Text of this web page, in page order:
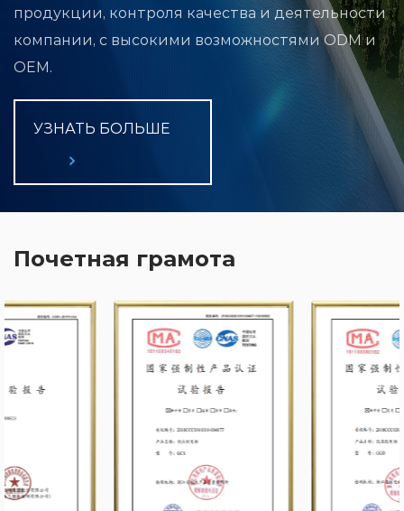
продукции, контроля качества и деятельности
компании, с высокими возможностями ODM и
OEM.
УЗНАТЬ БОЛЬШЕ
Почетная грамота